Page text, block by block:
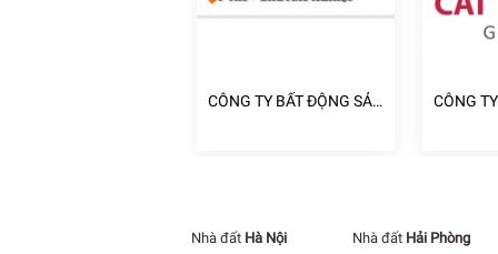
CÔNG TY BẤT ĐỘNG SẢN
CÔNG
Nhà đất Hà Nội Nhà đất Hải Phòng